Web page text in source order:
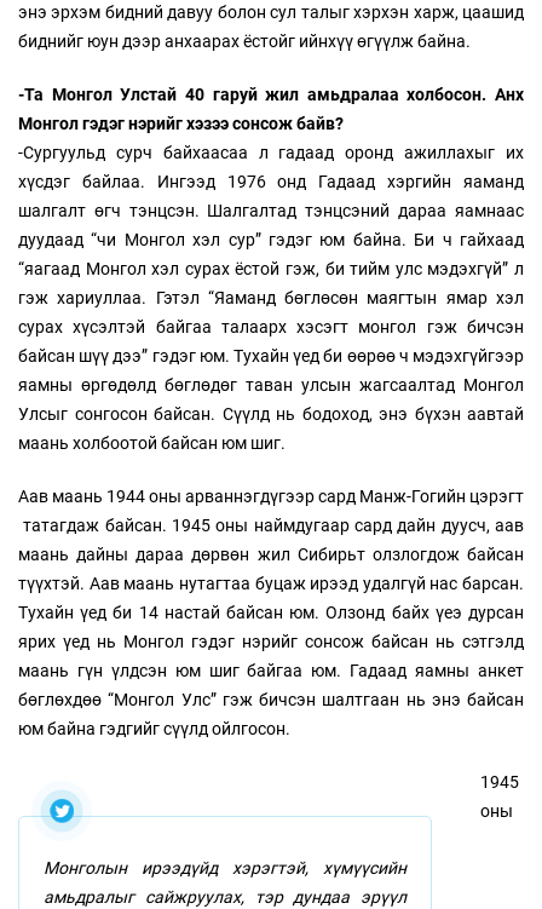
энэ эрхэм бидний давуу болон сул талыг хэрхэн харж, цаашид
биднийг юун дээр анхаарах ёстойг ийнхүү өгүүлж байна.
-Та Монгол Улстай 40 гаруй жил амьдралаа холбосон. Анх
Монгол гэдэг нэрийг хэзээ сонсож байв?
-Сургуульд сурч байхаасаа л гадаад оронд ажиллахыг их
хүсдэг байлаа. Ингээд 1976 онд Гадаад хэргийн яаманд
шалгалт өгч тэнцсэн. Шалгалтад тэнцсэний дараа яамнаас
дуудаад “чи Монгол хэл сур” гэдэг юм байна. Би ч гайхаад
“яагаад Монгол хэл сурах ёстой гэж, би тийм улс мэдэхгүй” л
гэж хариуллаа. Гэтэл “Яаманд бөглөсөн маягтын ямар хэл
сурах хүсэлтэй байгаа талаарх хэсэгт монгол гэж бичсэн
байсан шүү дээ” гэдэг юм. Тухайн үед би өөрөө ч мэдэхгүйгээр
яамны өргөдөлд бөглөдөг таван улсын жагсаалтад Монгол
Улсыг сонгосон байсан. Сүүлд нь бодоход, энэ бүхэн аавтай
маань холбоотой байсан юм шиг.
Аав маань 1944 оны арваннэгдүгээр сард Манж-Гогийн цэрэгт
татагдаж байсан. 1945 оны наймдугаар сард дайн дуусч, аав
маань дайны дараа дөрвөн жил Сибирьт олзлогдож байсан
түүхтэй. Аав маань нутагтаа буцаж ирээд удалгүй нас барсан.
Тухайн үед би 14 настай байсан юм. Олзонд байх үеэ дурсан
ярих үед нь Монгол гэдэг нэрийг сонсож байсан нь сэтгэлд
маань гүн үлдсэн юм шиг байгаа юм. Гадаад яамны анкет
бөглөхдөө “Монгол Улс” гэж бичсэн шалтгаан нь энэ байсан
юм байна гэдгийг сүүлд ойлгосон.
Монголын ирээдүйд хэрэгтэй, хүмүүсийн
амьдралыг сайжруулах, тэр дундаа эрүүл
1945
оны